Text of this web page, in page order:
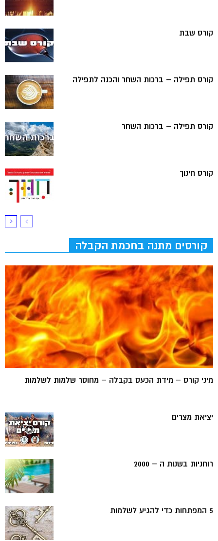
קורס שבת
קורס תפילה – ברכות השחר והכנה לתפילה
קורס תפילה – ברכות השחר
קורס חינוך
קורסים מתנה בחכמת הקבלה
מיני קורס – מידת הכעס בקבלה – מחוסר שלמות לשלמות
יציאת מצרים
רוחניות בשנות ה – 2000
5 המפתחות כדי להגיע לשלמות